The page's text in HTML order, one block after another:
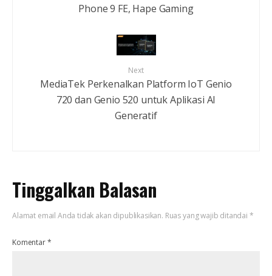
Phone 9 FE, Hape Gaming
Next
MediaTek Perkenalkan Platform IoT Genio
720 dan Genio 520 untuk Aplikasi AI
Generatif
Tinggalkan Balasan
Alamat email Anda tidak akan dipublikasikan. Ruas yang wajib ditandai *
Komentar*